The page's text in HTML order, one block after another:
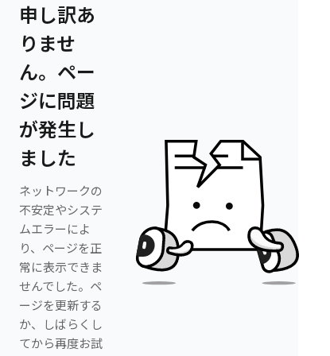
申し訳あ
りませ
ん。ペー
ジに問題
が発生し
ました
ネットワークの
不安定やシステ
ムエラーによ
り、ページを正
常に表示できま
せんでした。ペ
ージを更新する
か、しばらくし
てから再度お試